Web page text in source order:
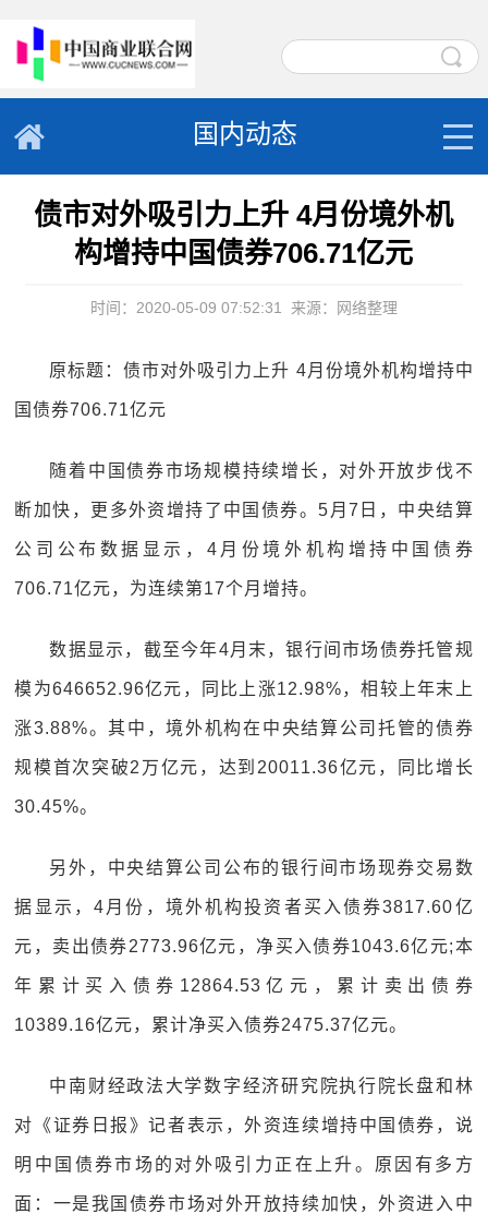
国内动态
债市对外吸引力上升 4月份境外机
构增持中国债券706.71亿元
时间：2020-05-09 07:52:31 来源：网络整理
原标题：债市对外吸引力上升 4月份境外机构增持中
国债券706.71亿元
随着中国债券市场规模持续增长，对外开放步伐不
断加快，更多外资增持了中国债券。5月7日，中央结算
公司公布数据显示，4月份境外机构增持中国债券
706.71亿元，为连续第17个月增持。
数据显示，截至今年4月末，银行间市场债券托管规
模为646652.96亿元，同比上涨12.98%，相较上年末上
涨3.88%。其中，境外机构在中央结算公司托管的债券
规模首次突破2万亿元，达到20011.36亿元，同比增长
30.45%。
另外，中央结算公司公布的银行间市场现券交易数
据显示，4月份，境外机构投资者买入债券3817.60亿
元，卖出债券2773.96亿元，净买入债券1043.6亿元;本
年累计买入债券12864.53亿元，累计卖出债券
10389.16亿元，累计净买入债券2475.37亿元。
中南财经政法大学数字经济研究院执行院长盘和林
对《证券日报》记者表示，外资连续增持中国债券，说
明中国债券市场的对外吸引力正在上升。原因有多方
面：一是我国债券市场对外开放持续加快，外资进入中